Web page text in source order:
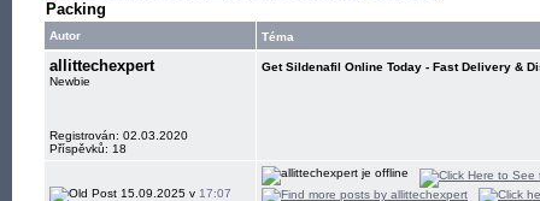
Packing
Autor Téma
allittechexpert
Newbie
Registrován: 02.03.2020
Příspěvků: 18
Get Sildenafil Online Today - Fast Delivery &
15.09.2025 v 17:07